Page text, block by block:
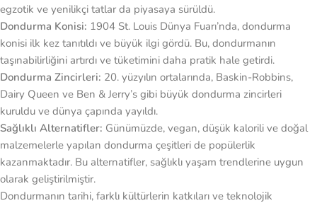
egzotik ve yenilikçi tatlar da piyasaya sürüldü.
Dondurma Konisi: 1904 St. Louis Dünya Fuarı’nda, dondurma
konisi ilk kez tanıtıldı ve büyük ilgi gördü. Bu, dondurmanın
taşınabilirliğini artırdı ve tüketimini daha pratik hale getirdi.
Dondurma Zincirleri: 20. yüzyılın ortalarında, Baskin-Robbins,
Dairy Queen ve Ben & Jerry’s gibi büyük dondurma zincirleri
kuruldu ve dünya çapında yayıldı.
Sağlıklı Alternatifler: Günümüzde, vegan, düşük kalorili ve doğal
malzemelerle yapılan dondurma çeşitleri de popülerlik
kazanmaktadır. Bu alternatifler, sağlıklı yaşam trendlerine uygun
olarak geliştirilmiştir.
Dondurmanın tarihi, farklı kültürlerin katkıları ve teknolojik